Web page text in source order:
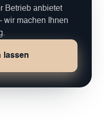
Betrieb anbietet
wir machen Ihnen
lassen